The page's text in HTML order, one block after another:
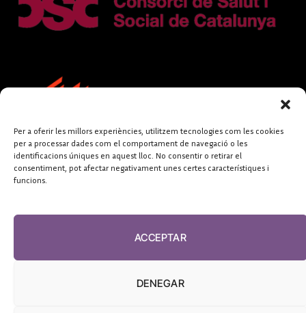
Per a oferir les millors experiències, utilitzem tecnologies com les cookies
per a processar dades com el comportament de navegació o les
identificacions úniques en aquest lloc. No consentir o retirar el
consentiment, pot afectar negativament unes certes característiques i
funcions.
ACCEPTAR
DENEGAR
FUNDACIÓ